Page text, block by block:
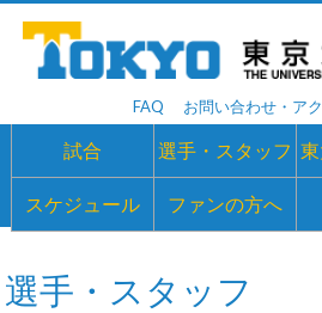
FAQ お問い合わせ・ア
試合 選手・スタッフ
スケジュール ファンの方へ
選手・スタッフ